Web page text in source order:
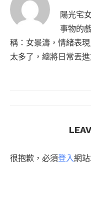
陽光宅
事物的
稱：女景濤，情緒表
太多了，總將日常丟進
很抱歉，必須登入網